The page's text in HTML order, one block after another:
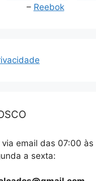
– Reebok
email das 07:00 às
a sexta: